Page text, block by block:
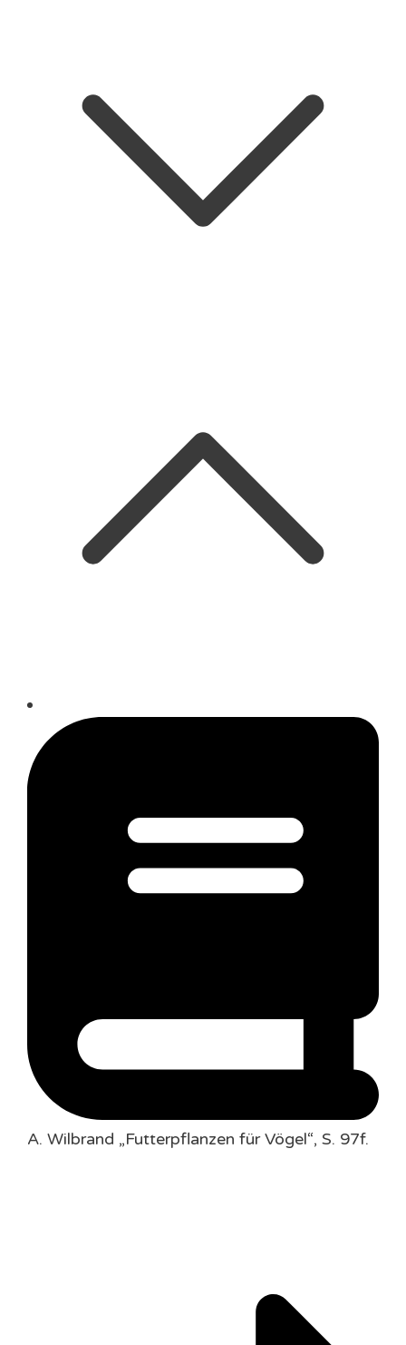
A. Wilbrand „Futterpflanzen für Vögel“, S. 97f.